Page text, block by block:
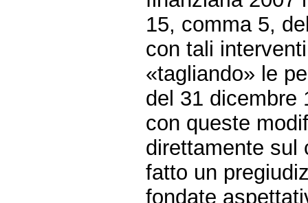
15, comma 5,
con tali
«tagliando» le
del 31 dicembre
con queste
direttamente sul
fatto un
fondate